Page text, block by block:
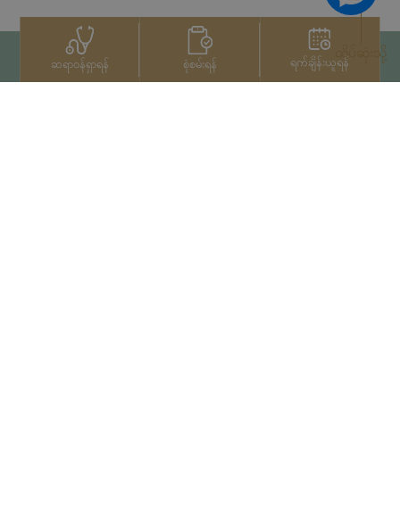
ဆရာဝန်ရှာရန် စုံစမ်းရန် ရက်ချိန်းယူရန်ထိပ်ဆုံးသို့